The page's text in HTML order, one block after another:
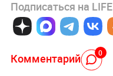
Подписаться на LIFE
Комментарий 0